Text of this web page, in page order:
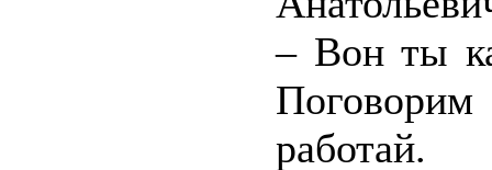
– Вон ты
работай.